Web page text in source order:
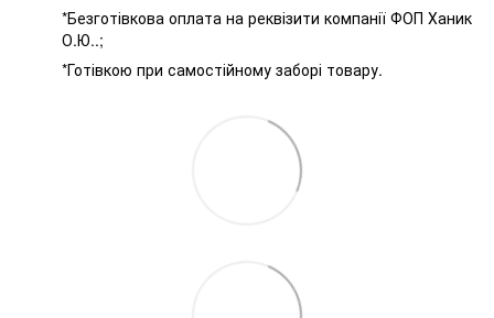
*Безготівкова оплата на реквізити компанії ФОП Ханик
О.Ю..;
*Готівкою при самостійному заборі товару.